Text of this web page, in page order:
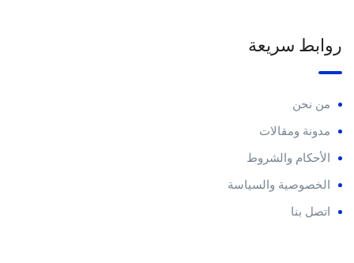
روابط سريعة
من نحن
مدونة ومقالات
الأحكام والشروط
الخصوصية والسياسة
اتصل بنا